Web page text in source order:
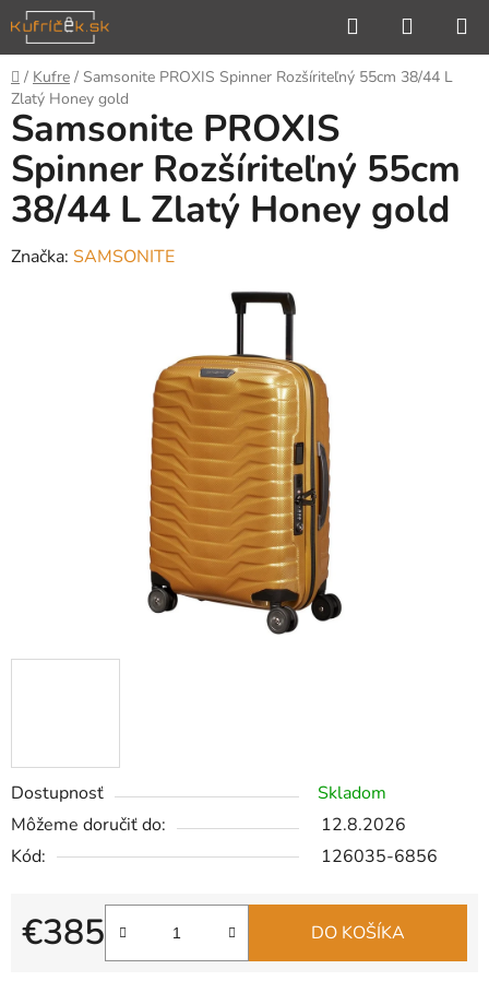
Prejsť
na
obsah
Hľadať
KOŠÍK
Domov
/ Kufre / Samsonite PROXIS Spinner Rozšíriteľný 55cm 38/44 L
Zlatý Honey gold
Dostupnosť
Skladom
Môžeme doručiť do:
12.8.2026
Kód:
126035-6856
€385
Jednotková cena:
DO KOŠÍKA
Samsonite PROXIS
Spinner Rozšíriteľný 55cm
38/44 L Zlatý Honey gold
Značka: SAMSONITE